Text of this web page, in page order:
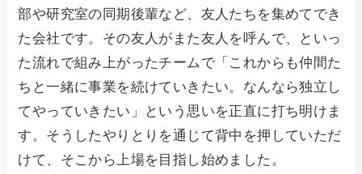
部や研究室の同期後輩など、友人たちを集めてでき
た会社です。その友人がまた友人を呼んで、といっ
た流れで組み上がったチームで「これからも仲間た
ちと一緒に事業を続けていきたい。なんなら独立し
てやっていきたい」という思いを正直に打ち明けま
す。そうしたやりとりを通じて背中を押していただ
けて、そこから上場を目指し始めました。